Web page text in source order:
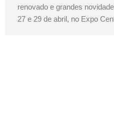
renovado e grandes
27 e 29 de abril, no Expo